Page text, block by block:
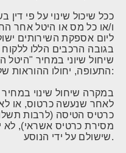
ככל שיכול שינוי על פי דין
ו/או כל מס או היטל אחר
ליום אספקת השירותים
בגובה הרכבים הללו
שיחול שיוני במחיר "היטל
התעופה, יחולו ההוראות שלהלן:
במקרה שיחול שינוי
לאחר שנעשה כרטוס, או
כרטיס הטיסה (לרבות
מסירת כרטיס אשראי), לא
שישולם על ידי הנוסע.